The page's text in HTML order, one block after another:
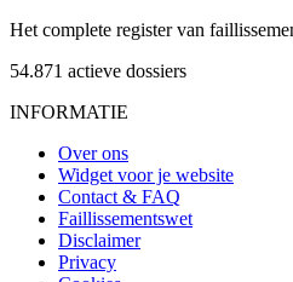
Het complete register van
54.871 actieve dossiers
INFORMATIE
Over ons
Widget voor je website
Contact & FAQ
Faillissementswet
Disclaimer
Privacy